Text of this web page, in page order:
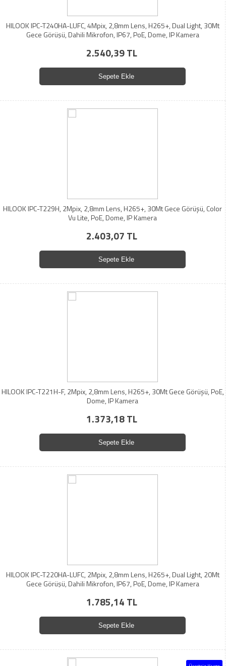
HILOOK IPC-T240HA-LUFC, 4Mpix, 2,8mm Lens, H265+, Dual Light, 30Mt
Gece Görüşü, Dahili Mikrofon, IP67, PoE, Dome, IP Kamera
2.540,39 TL
Sepete Ekle
HILOOK IPC-T229H, 2Mpix, 2,8mm Lens, H265+, 30Mt Gece Görüşü, Color
Vu Lite, PoE, Dome, IP Kamera
2.403,07 TL
Sepete Ekle
HILOOK IPC-T221H-F, 2Mpix, 2,8mm Lens, H265+, 30Mt Gece Görüşü, PoE,
Dome, IP Kamera
1.373,18 TL
Sepete Ekle
HILOOK IPC-T220HA-LUFC, 2Mpix, 2,8mm Lens, H265+, Dual Light, 20Mt
Gece Görüşü, Dahili Mikrofon, IP67, PoE, Dome, IP Kamera
1.785,14 TL
Sepete Ekle